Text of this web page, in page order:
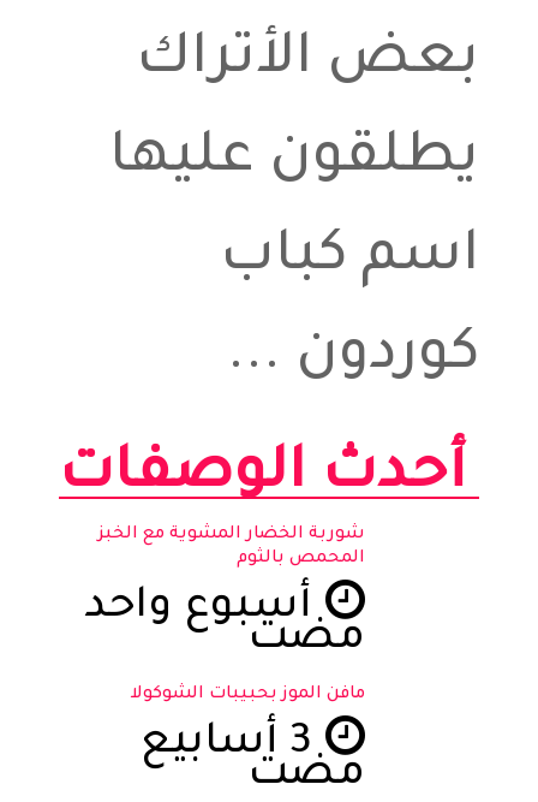
بعض الأتراك
يطلقون عليها
اسم كباب
كوردون ...
أحدث الوصفات
شوربة الخضار المشوية مع الخبز
المحمص بالثوم
أسبوع واحد
مضت
مافن الموز بحبيبات الشوكولا
3 أسابيع
مضت